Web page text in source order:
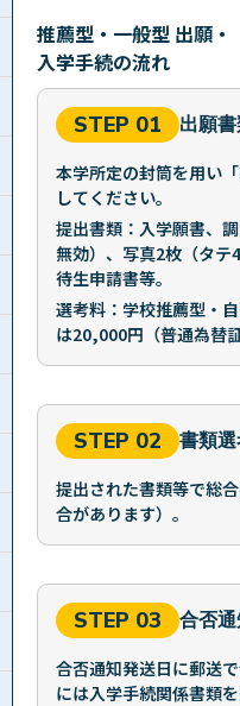
推薦型・一般型 出願・
入学手続の流れ
STEP 01 出願
本学所定の封筒を用い
してください。
提出書類：入学願書、
無効）、写真2枚（タ
待生申請書等。
選考料：学校推薦型・
は20,000円（普通為替
STEP 02 書類
提出された書類等で総
合があります）。
STEP 03 合否
合否通知発送日に郵送
には入学手続関係書類を